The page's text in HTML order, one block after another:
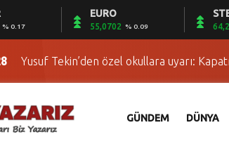
% 0.17
EURO
55,0702 % 0.09
PKK’lı terörist Şiraz Ömer öldürüldü
Yusuf Tekin’den özel okullara uyarı:
Türkiye’de mimar oldu, Suriye’yi imara
Van-Tahran tren seferleri Vanlı
Terör örgütü PKK/KCK’nın sığınakları
Donald Trump’ın Suriye planında
GÜNDEM DÜNYA